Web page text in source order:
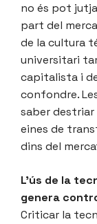
no és pot
part del
de la cultura
universitari
capitalista i
confondre.
saber
eines de
dins del
L’ús de la
genera
Criticar la